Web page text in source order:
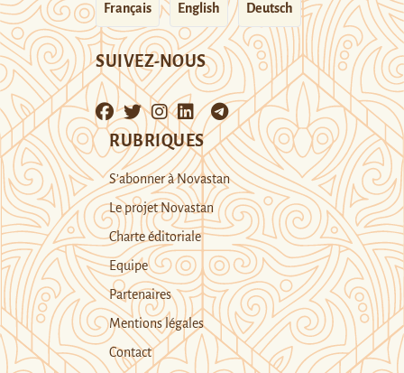
Français English Deutsch
SUIVEZ-NOUS
RUBRIQUES
S’abonner à Novastan
Le projet Novastan
Charte éditoriale
Equipe
Partenaires
Mentions légales
Contact